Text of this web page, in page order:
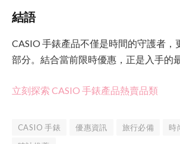
結語
CASIO 手錶產品不僅是時間的守護者，
部分。結合當前限時優惠，正是入手的
立刻探索 CASIO 手錶產品熱賣品類
CASIO 手錶 優惠資訊 旅行必備
時